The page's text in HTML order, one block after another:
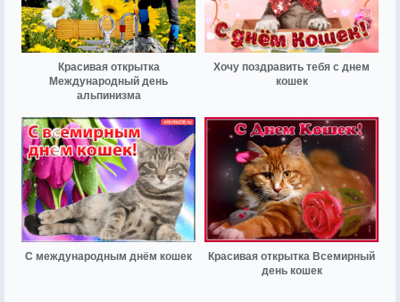
Красивая открытка
Международный день
альпинизма
Хочу поздравить тебя с днем
кошек
С международным днём кошек
Красивая открытка Всемирный
день кошек